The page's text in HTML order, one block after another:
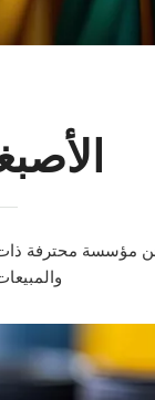
مؤسسة محترفة ذات